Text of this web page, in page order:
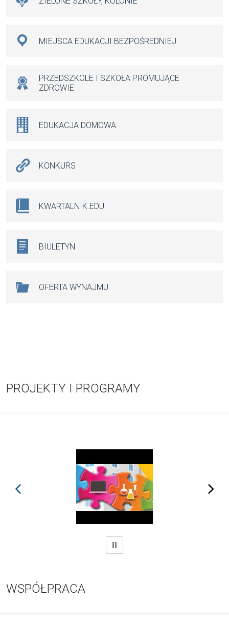
MIEJSCA EDUKACJI BEZPOŚREDNIEJ
PRZEDSZKOLE I SZKOŁA PROMUJĄCE
ZDROWIE
EDUKACJA DOMOWA
KONKURS
KWARTALNIK.EDU
BIULETYN
OFERTA WYNAJMU
PROJEKTY I PROGRAMY
prev next
WSTRZYMAJ
WSPÓŁPRACA